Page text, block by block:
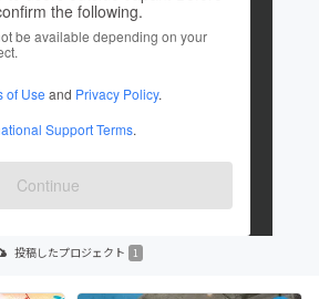
the following.
be available depending on your
of Use and Privacy Policy.
Support Terms.
Continue
Kazuya Hoshi
1件のプロジェクトを投稿しています
縄県
岡県
投稿したプロジェクト 1